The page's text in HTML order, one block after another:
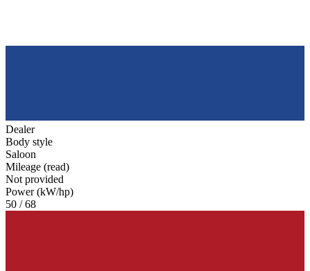
Dealer
Body style
Saloon
Mileage (read)
Not provided
Power (kW/hp)
50 / 68